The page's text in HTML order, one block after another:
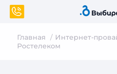
Главная
Интернет-
Ростелеком